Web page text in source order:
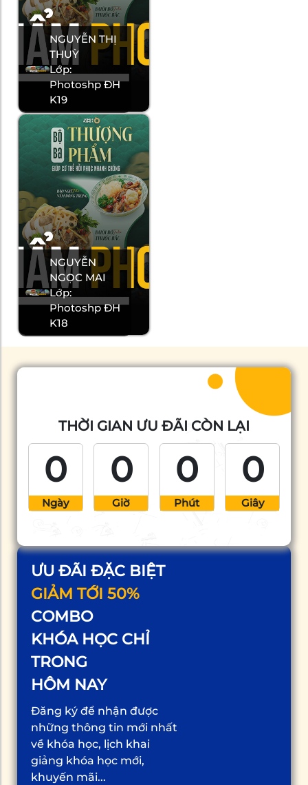
NGUYỄN THỊ
THUỲ
Lớp:
Photoshp ĐH
K19
NGUYỄN
NGỌC MAI
Lớp:
Photoshp ĐH
K18
ƯU ĐÃI ĐẶC BIỆT
GIẢM TỚI 50%
COMBO
KHÓA HỌC CHỈ
TRONG
HÔM NAY
Đăng ký để nhận được
những thông tin mới nhất
về khóa học, lịch khai
giảng khóa học mới,
khuyến mãi...
THỜI GIAN ƯU ĐÃI CÒN LẠI
0
Ngày
0
Giờ
0
Phút
0
Giây